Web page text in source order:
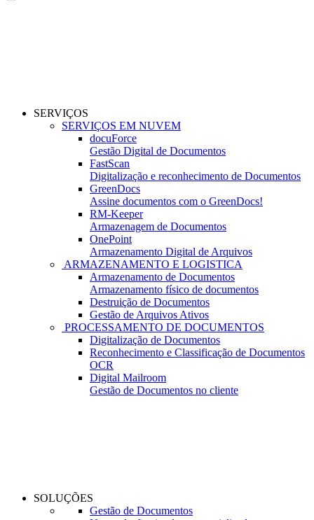
SERVIÇOS
SERVIÇOS EM NUVEM
docuForce
Gestão Digital de Documentos
FastScan
Digitalização e reconhecimento de Documentos
GreenDocs
Assine documentos com o GreenDocs!
RM-Keeper
Armazenagem de Documentos
OnePoint
Armazenamento Digital de Arquivos
ARMAZENAMENTO E LOGISTICA
Armazenamento de Documentos
Armazenamento físico de documentos
Destruição de Documentos
Gestão de Arquivos Ativos
PROCESSAMENTO DE DOCUMENTOS
Digitalização de Documentos
Reconhecimento e Classificação de Documentos
OCR
Digital Mailroom
Gestão de Documentos no cliente
SOLUÇÕES
Gestão de Documentos